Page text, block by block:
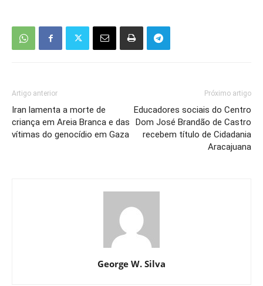
Artigo anterior
Iran lamenta a morte de
criança em Areia Branca e das
vítimas do genocídio em Gaza
Próximo artigo
Educadores sociais do Centro
Dom José Brandão de Castro
recebem título de Cidadania
Aracajuana
George W. Silva